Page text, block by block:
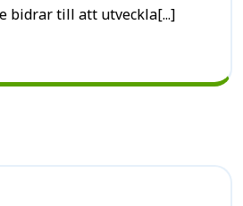
bidrar till att utveckla[...]